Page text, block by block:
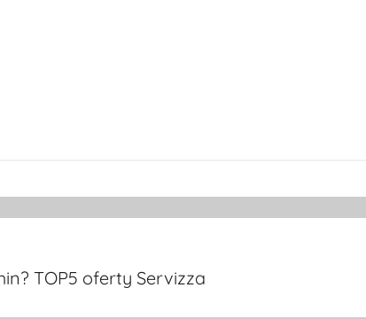
TOP5 oferty Servizza